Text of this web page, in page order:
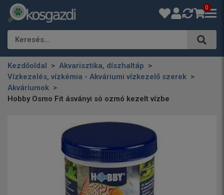
0
Keresés…
Kezdőoldal
Akvarisztika, díszhaltáp
Vízkezelés, vízkémia - Akváriumi vízkezelő szerek
Akváriumok
Hobby Osmo Fit ásványi só ozmó kezelt vízbe